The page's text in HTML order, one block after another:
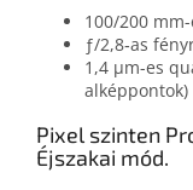
100/200
ƒ/2,8‑as
1,4 μm-es
alképpontok)
Pixel szinten
Éjszakai mód.